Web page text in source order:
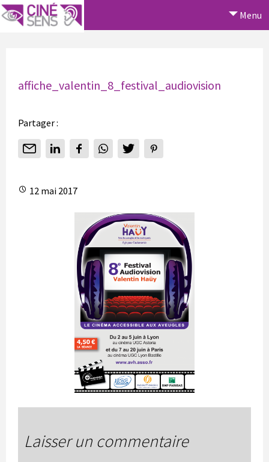
Menu
affiche_valentin_8_festival_audiovision
Partager :
12 mai 2017
Laisser un commentaire